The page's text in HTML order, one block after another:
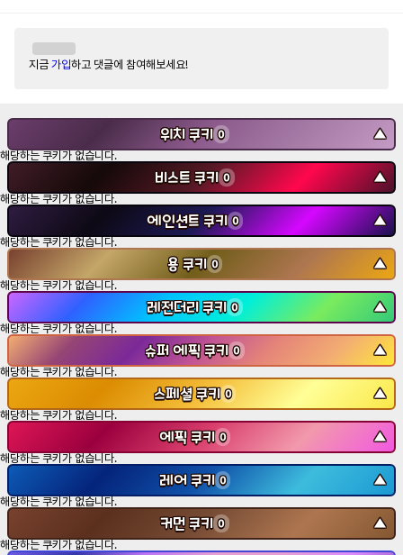
지금 가입하고 댓글에 참여해보세요!
위치 쿠키 0 ▼
해당하는 쿠키가 없습니다.
비스트 쿠키 0 ▼
해당하는 쿠키가 없습니다.
에인션트 쿠키 0 ▼
해당하는 쿠키가 없습니다.
용 쿠키 0 ▼
해당하는 쿠키가 없습니다.
레전더리 쿠키 0 ▼
해당하는 쿠키가 없습니다.
슈퍼 에픽 쿠키 0 ▼
해당하는 쿠키가 없습니다.
스페셜 쿠키 0 ▼
해당하는 쿠키가 없습니다.
에픽 쿠키 0 ▼
해당하는 쿠키가 없습니다.
레어 쿠키 0 ▼
해당하는 쿠키가 없습니다.
커먼 쿠키 0 ▼
해당하는 쿠키가 없습니다.